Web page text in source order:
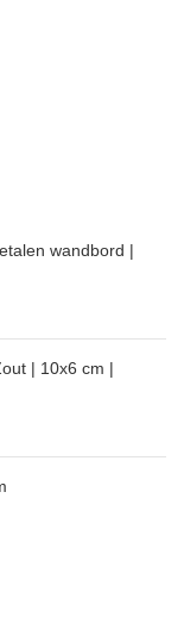
wandbord |
| 10x6 cm |